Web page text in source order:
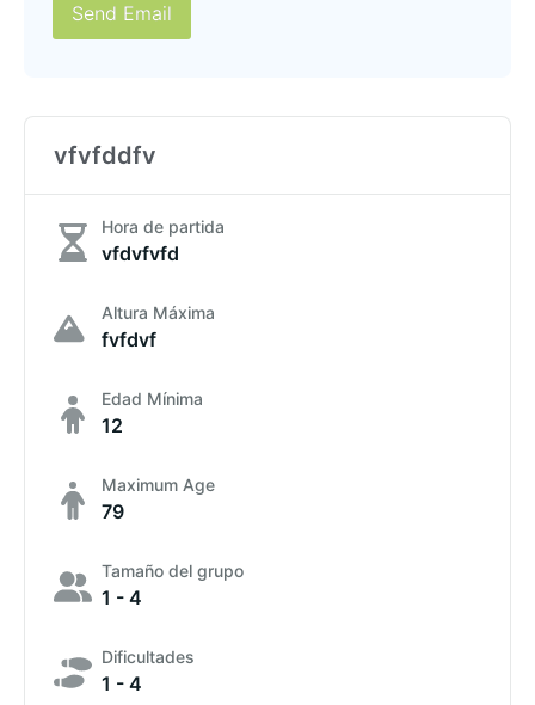
Send Email
vfvfddfv
Hora de partida
vfdvfvfd
Altura Máxima
fvfdvf
Edad Mínima
12
Maximum Age
79
Tamaño del grupo
1 - 4
Dificultades
1 - 4